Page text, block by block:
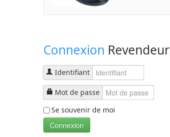
Connexion Revendeur
Identifiant
Mot de passe
Se souvenir de moi
Connexion